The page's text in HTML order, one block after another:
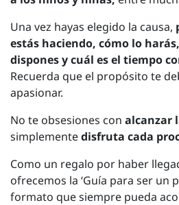
Una vez hayas elegido la causa,
estás haciendo, cómo lo
dispones y cuál es el tiempo
Recuerda que el propósito te
apasionar.
No te obsesiones con alcanzar
simplementedisfruta cada
Como un regalo por haber
ofrecemos la ‘Guía para ser un
formato que siempre pueda